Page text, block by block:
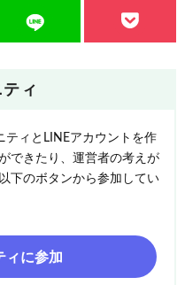
ィ
ィとLINEアカウントを作
できたり、運営者の考えが
下のボタンから参加してい
ィに参加